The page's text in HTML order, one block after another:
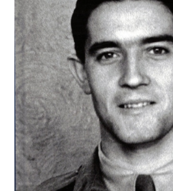
Pelgrim
naar
Engeland, Uitgeverij
Foxy
Design:
Zaltbommel
2014